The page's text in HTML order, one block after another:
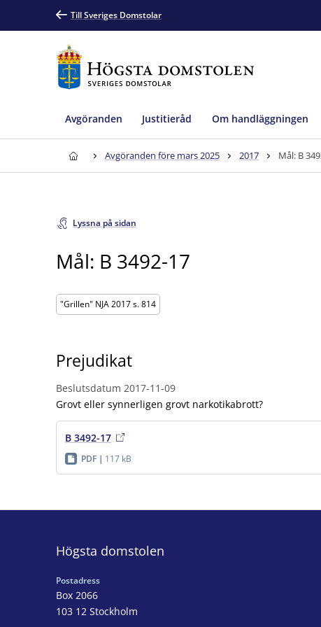
Till Sveriges Domstolar
Avgöranden Justitieråd Om handläggningen
Avgöranden före mars 2025 2017 Mål: B
Lyssna på sidan
Mål: B 3492-17
"Grillen" NJA 2017 s. 814
Prejudikat
Beslutsdatum 2017-11-09
Grovt eller synnerligen grovt narkotikabrott?
B 3492-17
PDF 117 kB
Högsta domstolen
Postadress
Box 2066
103 12 Stockholm